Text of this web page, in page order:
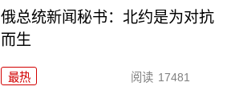
俄总统新闻秘书：北约是为对抗
而生
最热 阅读 17481